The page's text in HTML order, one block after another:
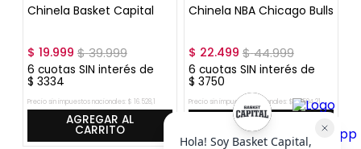
Chinela Basket Capital
$ 19.999 $39.999
6 cuotas SIN interés de
$ 3334
Precio sin impuestos nacionales: $ 16. 528,1
AGREGAR AL
CARRITO
Chinela NBA Chicago Bulls
$ 22.499 $44.999
6 cuotas SIN interés de
$ 3750
Precio sin impuestos nacionales: $ 18.594,21
AGREGAR AL
CARRITO